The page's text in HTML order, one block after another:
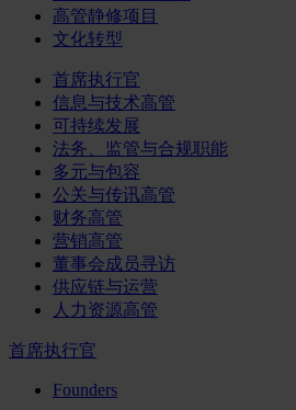
高管静修项目
文化转型
首席执行官
信息与技术高管
可持续发展
法务、监管与合规职能
多元与包容
公关与传讯高管
财务高管
营销高管
董事会成员寻访
供应链与运营
人力资源高管
首席执行官
Founders